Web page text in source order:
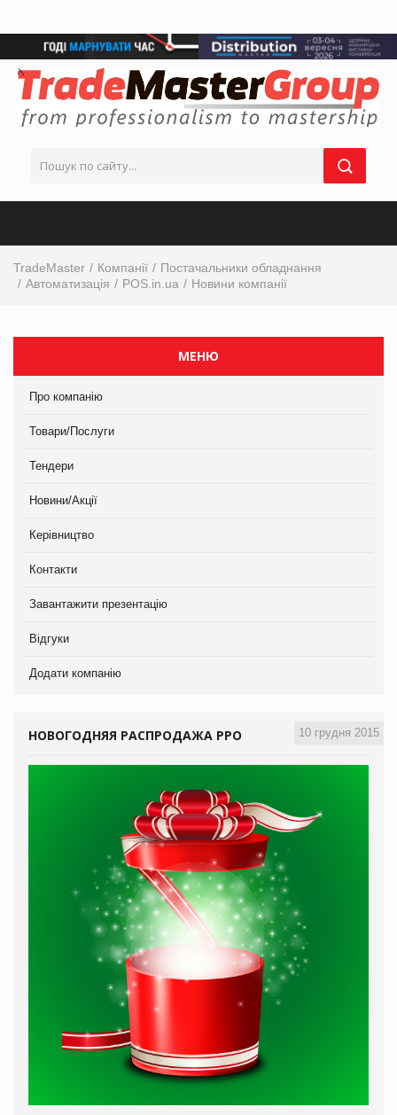
TradeMaster Компанії
Постачальники обладнання
Автоматизація
POS.in.ua Новини компанії
МЕНЮ
Про компанію
Товари/Послуги
Тендери
Новини/Акції
Керівництво
Контакти
Завантажити презентацію
Відгуки
Додати компанію
10 грудня 2015
НОВОГОДНЯЯ РАСПРОДАЖА РРО